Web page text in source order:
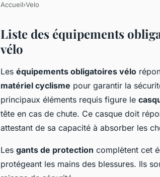
Accueil›Velo
Liste des équipements
vélo
Les équipements obligatoires vélo
matériel cyclisme pour garantir la
principaux éléments requis figure le
tête en cas de chute. Ce casque doit
attestant de sa capacité à absorber les
Les gants de protection complètent cet
protégeant les mains des blessures. Ils